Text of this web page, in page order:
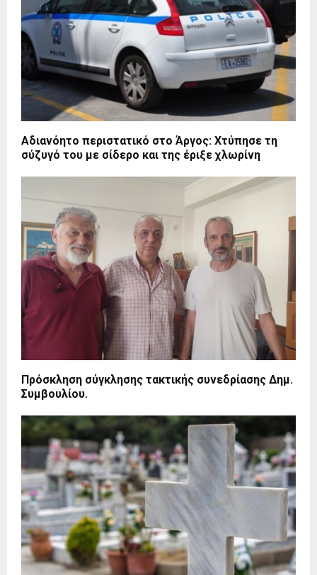
Αδιανόητο περιστατικό στο Άργος: Χτύπησε τη
σύζυγό του με σίδερο και της έριξε χλωρίνη
Πρόσκληση σύγκλησης τακτικής συνεδρίασης Δημ.
Συμβουλίου.